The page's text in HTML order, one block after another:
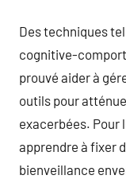
Des techniques
cognitive-
prouvé aider à
outils pour
exacerbées. Pour
apprendre à fixer
bienveillance